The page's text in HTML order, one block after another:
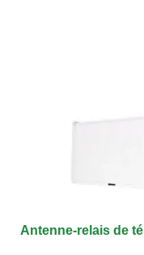
Antenne-relais de